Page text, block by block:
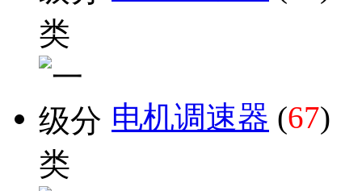
电机调速器 (67)